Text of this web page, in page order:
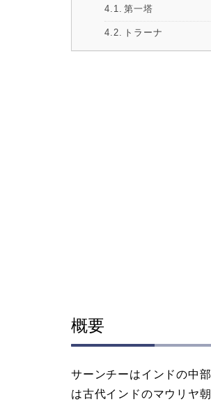
第一塔
トラーナ
概要
サーンチーはインドの中
は古代インドのマウリヤ